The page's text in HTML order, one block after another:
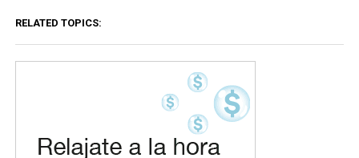
RELATED TOPICS: